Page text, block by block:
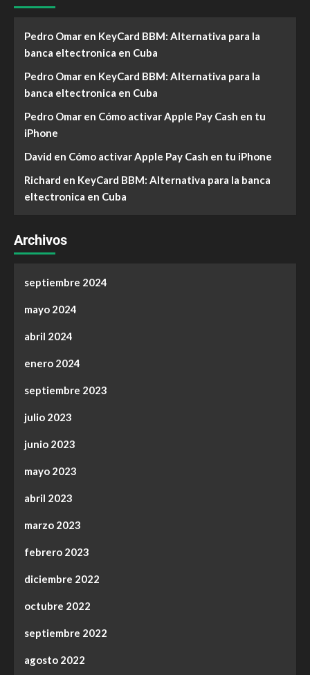
Pedro Omar en KeyCard BBM: Alternativa para la
banca eltectronica en Cuba
Pedro Omar en KeyCard BBM: Alternativa para la
banca eltectronica en Cuba
Pedro Omar en Cómo activar Apple Pay Cash en tu
iPhone
David en Cómo activar Apple Pay Cash en tu iPhone
Richard en KeyCard BBM: Alternativa para la banca
eltectronica en Cuba
Archivos
septiembre 2024
mayo 2024
abril 2024
enero 2024
septiembre 2023
julio 2023
junio 2023
mayo 2023
abril 2023
marzo 2023
febrero 2023
diciembre 2022
octubre 2022
septiembre 2022
agosto 2022